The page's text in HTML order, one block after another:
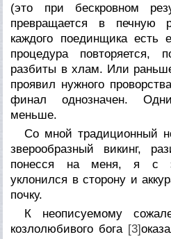
(это при бескровном
превращается в печную
каждого поединщика есть
процедура повторяется,
разбиты в хлам. Или
проявил нужного
финал однозначен.
меньше.
Со мной традиционный
зверообразный викинг,
понесся на меня, я с
уклонился в сторону и
почку.
К неописуемому
козлолюбивого бога [3]